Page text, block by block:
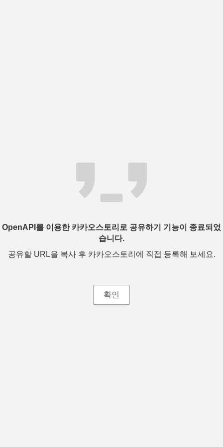
OpenAPI를 이용한 카카오스토리로 공유하기 기능이 종료되었
습니다.
공유할 URL을 복사 후 카카오스토리에 직접 등록해 보세요.
확인